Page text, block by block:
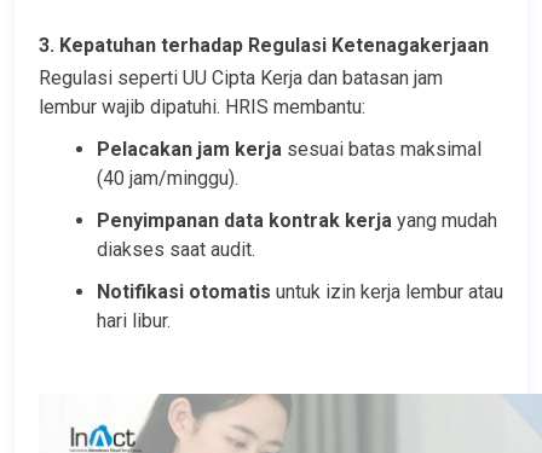
3. Kepatuhan terhadap Regulasi Ketenagakerjaan
Regulasi seperti UU Cipta Kerja dan batasan jam
lembur wajib dipatuhi. HRIS membantu:
Pelacakan jam kerja sesuai batas maksimal
(40 jam/minggu).
Penyimpanan data kontrak kerja yang mudah
diakses saat audit.
Notifikasi otomatis untuk izin kerja lembur atau
hari libur.